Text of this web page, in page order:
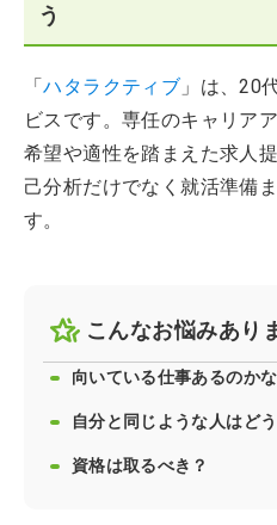
う
「ハタラクティブ 」は、20
ビスです。専任のキャリア
希望や適性を踏まえた求人
己分析だけでなく就活準備
す。
こんなお悩みあり
向いている仕事あるのかな
自分と同じような人はど
資格は取るべき？